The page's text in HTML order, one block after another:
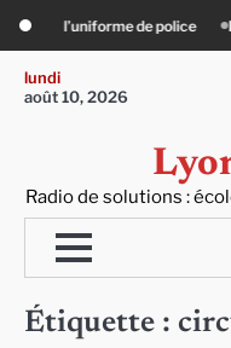
content
: le journalisme peut-il encore
lundi
août 10, 2026
Radio de solutions :
Étiquette :